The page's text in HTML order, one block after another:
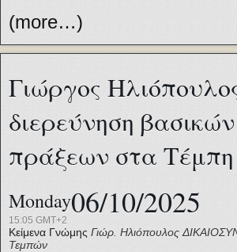
(more…)
Γιώργος
διερεύνηση
πράξεων στα Τέμπη
Monday06/10/2025
15:05 GMT+2
Κείμενα Γνώμης Γιώρ. Ηλιόπουλος
Τεμπών